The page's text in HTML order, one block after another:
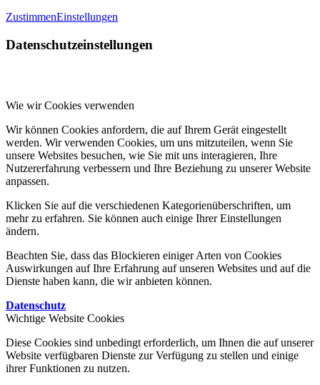
ZustimmenEinstellungen
Datenschutzeinstellungen
Wie wir Cookies verwenden
Wir können Cookies anfordern, die auf Ihrem Gerät eingestellt
werden. Wir verwenden Cookies, um uns mitzuteilen, wenn Sie
unsere Websites besuchen, wie Sie mit uns interagieren, Ihre
Nutzererfahrung verbessern und Ihre Beziehung zu unserer Website
anpassen.
Klicken Sie auf die verschiedenen Kategorienüberschriften, um
mehr zu erfahren. Sie können auch einige Ihrer Einstellungen
ändern.
Beachten Sie, dass das Blockieren einiger Arten von Cookies
Auswirkungen auf Ihre Erfahrung auf unseren Websites und auf die
Dienste haben kann, die wir anbieten können.
Datenschutz
Wichtige Website Cookies
Diese Cookies sind unbedingt erforderlich, um Ihnen die auf unserer
Website verfügbaren Dienste zur Verfügung zu stellen und einige
ihrer Funktionen zu nutzen.